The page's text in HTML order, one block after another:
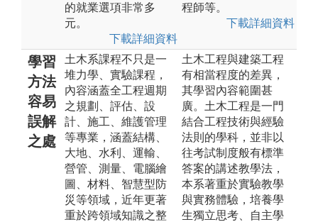
的就業選項非常多
元。
下載詳細資料
程師等。
下載詳細資料
學習
方法
容易
誤解
之處
土木系課程不只是一
堆力學、實驗課程，
內容涵蓋全工程週期
之規劃、評估、設
計、施工、維護管理
等專業，涵蓋結構、
大地、水利、運輸、
營管、測量、電腦繪
圖、材料、智慧型防
災等領域，近年更著
重於跨領域知識之整
土木工程與建築工程
有相當程度的差異，
其學習內容範圍甚
廣。土木工程是一門
結合工程技術與經驗
法則的學科，並非以
往考試制度般有標準
答案的講述教學法，
本系著重於實驗教學
與實務體驗，培養學
生獨立思考、自主學